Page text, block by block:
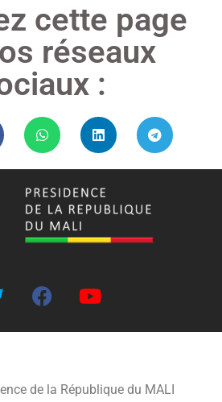
cette page
réseaux
:
de la République du MALI